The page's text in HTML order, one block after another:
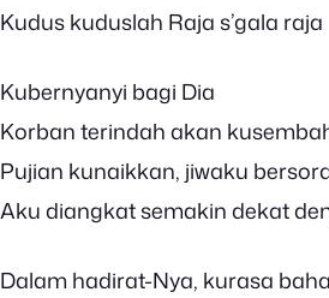
Kudus kuduslah Raja s’gala raja
Kubernyanyi bagi Dia
Korban terindah akan
Pujian kunaikkan, jiwaku
Aku diangkat semakin dekat
Dalam hadirat-Nya, kurasa